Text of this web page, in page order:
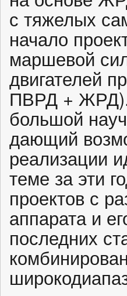
с тяжелых
начало
маршевой
двигателей
ПВРД + ЖРД).
большой
дающий
реализации
теме за эти
проектов с
аппарата и
последних